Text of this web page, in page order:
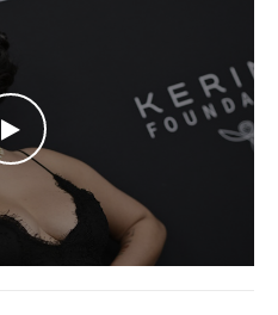
WATCH THE VIDEO